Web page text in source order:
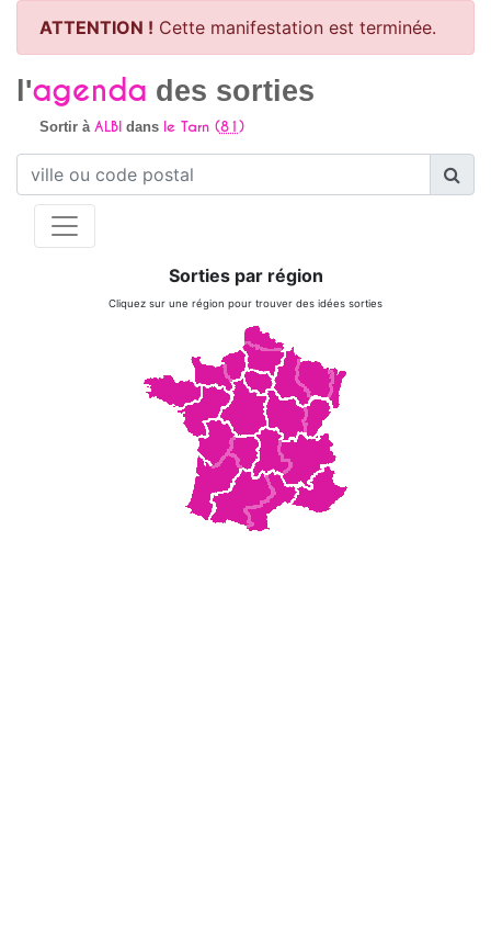
ATTENTION ! Cette manifestation est terminée.
l'agenda des sorties
Sortir à ALBI dans le Tarn (81)
Sorties par région
Cliquez sur une région pour trouver des idées sorties